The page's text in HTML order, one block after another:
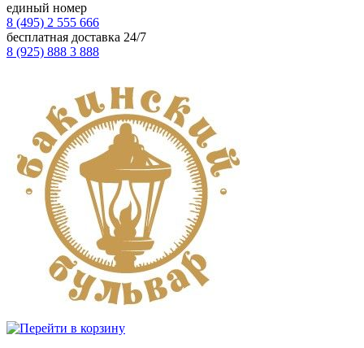
единый номер
8 (495) 2 555 666
бесплатная доставка 24/7
8 (925) 888 3 888